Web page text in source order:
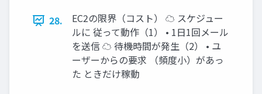
28.
EC2の限界（コスト） ☁ スケジュー
ルに 従って動作（1） • 1日1回メール
を送信 ☁ 待機時間が発生（2） • ユ
ーザーからの要求 （頻度小）があっ
た ときだけ稼動